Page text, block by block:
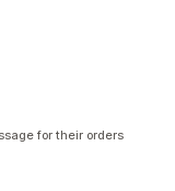
for their orders